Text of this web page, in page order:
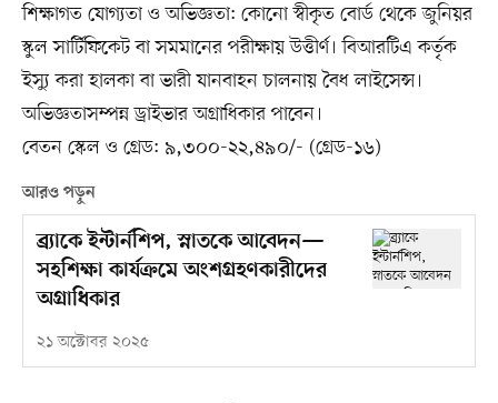
শিক্ষাগত যোগ্যতা ও অভিজ্ঞতা: কোনো স্বীকৃত বোর্ড থেকে জুনিয়র
স্কুল সার্টিফিকেট বা সমমানের পরীক্ষায় উত্তীর্ণ। বিআরটিএ কর্তৃক
ইস্যু করা হালকা বা ভারী যানবাহন চালনায় বৈধ লাইসেন্স।
অভিজ্ঞতাসম্পন্ন ড্রাইভার অগ্রাধিকার পাবেন।
বেতন স্কেল ও গ্রেড: ৯,৩০০-২২,৪৯০/- (গ্রেড-১৬)
আরও পড়ুন
ব্র্যাকে ইন্টার্নশিপ, স্নাতকে আবেদন—
সহশিক্ষা কার্যক্রমে অংশগ্রহণকারীদের
অগ্রাধিকার
২১ অক্টোবর ২০২৫